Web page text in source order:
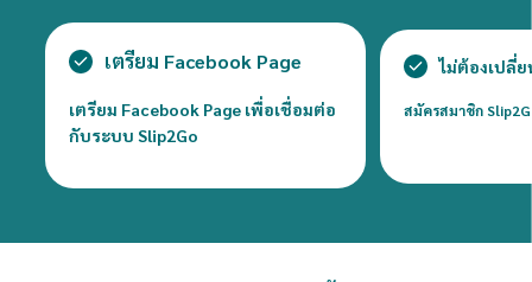
เตรียม Facebook Page
เตรียม Facebook Page เพื่อเชื่อมต่อ
กับระบบ Slip2Go
ไม่ต้องเปลี่
สมัครสมาชิก